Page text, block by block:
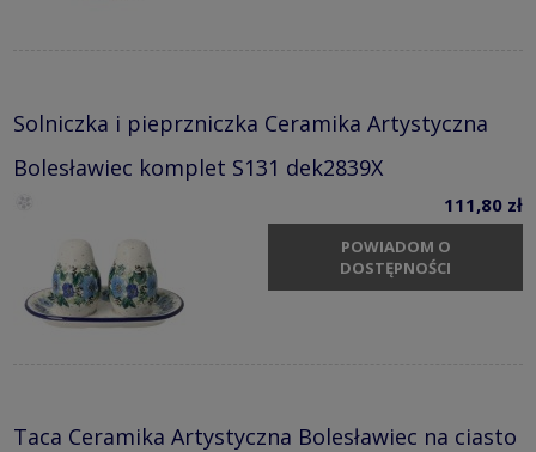
Solniczka i pieprzniczka Ceramika Artystyczna
Bolesławiec komplet S131 dek2839X
111,80 zł
POWIADOM O
DOSTĘPNOŚCI
Taca Ceramika Artystyczna Bolesławiec na ciasto